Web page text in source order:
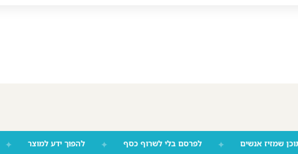
תוכן שמזיז אנשים לפרסם בלי לשרוף כסף להפוך ידע למוצר